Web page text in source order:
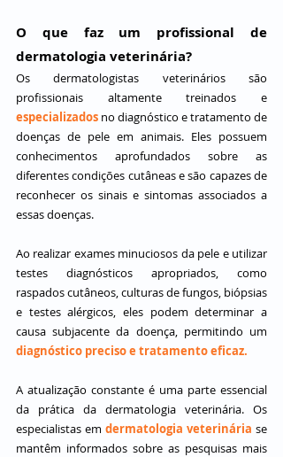
O que faz um profissional de
dermatologia veterinária?
Os dermatologistas veterinários são
especializados no diagnóstico e tratamento de
doenças de pele em animais. Eles possuem
conhecimentos aprofundados sobre as
diferentes condições cutâneas e são capazes de
reconhecer os sinais e sintomas associados a
essas doenças.
Ao realizar exames minuciosos da pele e utilizar
testes diagnósticos apropriados, como
raspados cutâneos, culturas de fungos, biópsias
e testes alérgicos, eles podem determinar a
diagnóstico preciso e tratamento eficaz.
A atualização constante é uma parte essencial
da prática da dermatologia veterinária. Os
especialistas em dermatologia veterinária se
mantêm informados sobre as pesquisas mais